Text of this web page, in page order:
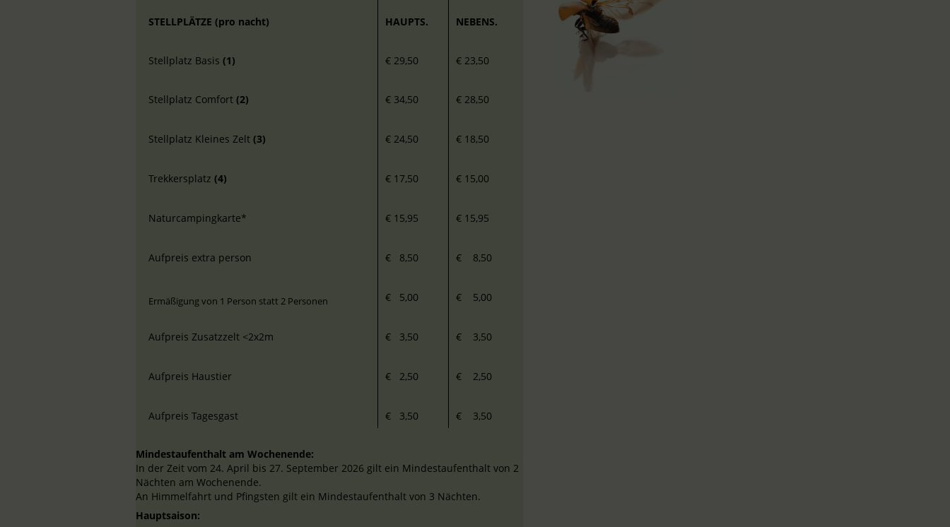
STELLPLÄTZE (pro nacht) HAUPTS. NEBENS.
Stellplatz Basis (1) € 29,50 € 23,50
Stellplatz Comfort (2) € 34,50 € 28,50
Stellplatz Kleines Zelt (3) € 24,50 € 18,50
Trekkersplatz (4) € 17,50 € 15,00
Naturcampingkarte* € 15,95 € 15,95
Aufpreis extra person € 8,50 € 8,50
Ermäßigung von 1 Person statt 2 Personen € 5,00 € 5,00
Aufpreis Zusatzzelt <2x2m € 3,50 € 3,50
Aufpreis Haustier € 2,50 € 2,50
Aufpreis Tagesgast € 3,50 € 3,50
Mindestaufenthalt am Wochenende:
In der Zeit vom 24. April bis 27. September 2026 gilt ein Mindestaufenthalt von 2
Nächten am Wochenende.
An Himmelfahrt und Pfingsten gilt ein Mindestaufenthalt von 3 Nächten.
Hauptsaison: